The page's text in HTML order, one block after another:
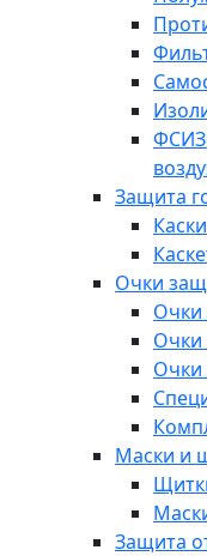
Защита
Каски
Очки
Очки
Очки
Маски и
Защита